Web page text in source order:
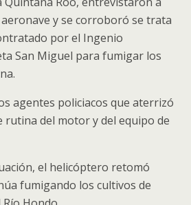
y se corroboró se trata
por el Ingenio
San Miguel para fumigar los
agentes policiacos que aterrizó
rutina del motor y del equipo de
el helicóptero retomó
fumigando los cultivos de